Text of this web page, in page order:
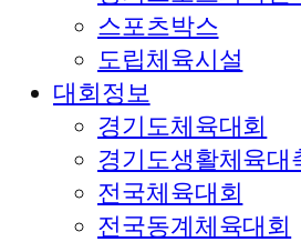
스포츠박스
도립체육시설
대회정보
경기도체육대회
경기도생활체육대
전국체육대회
전국동계체육대회